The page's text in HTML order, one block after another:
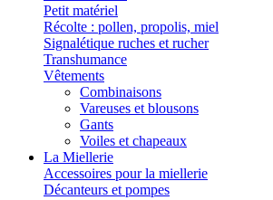
Petit matériel
Récolte : pollen, propolis, miel
Signalétique ruches et rucher
Transhumance
Vêtements
Combinaisons
Vareuses et blousons
Gants
Voiles et chapeaux
La Miellerie
Accessoires pour la miellerie
Décanteurs et pompes